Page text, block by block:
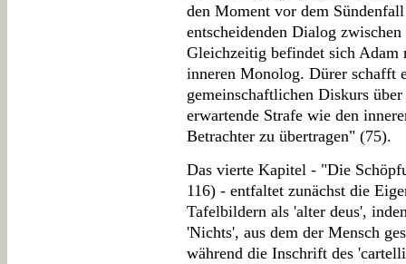
den Moment vor dem
entscheidenden Dialog
Gleichzeitig befindet sich Adam
inneren Monolog. Dürer schafft
gemeinschaftlichen Diskurs
erwartende Strafe wie den
Betrachter zu übertragen" (75).
Das vierte Kapitel - "Die
116) - entfaltet zunächst die
Tafelbildern als 'alter deus',
'Nichts', aus dem der Mensch
während die Inschrift des